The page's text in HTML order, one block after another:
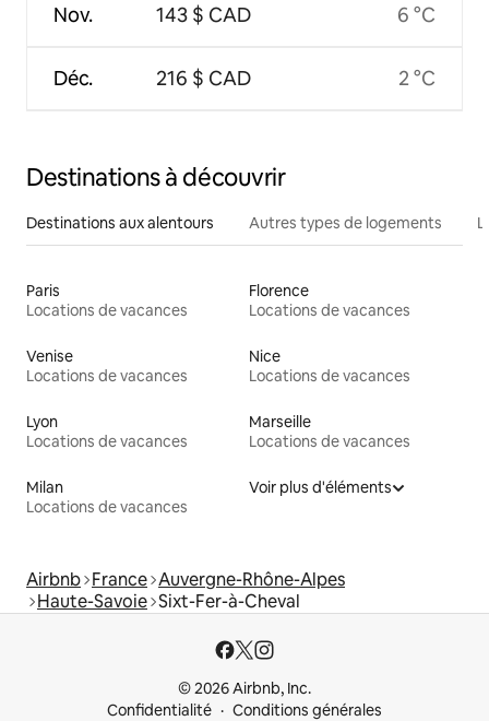
Nov.
Déc.
143 $ CAD
216 $ CAD
6 °C
2 °C
Destinations à découvrir
Destinations aux alentours Autres types de logements
Paris
Locations de vacances
Florence
Locations de vacances
Venise
Locations de vacances
Nice
Locations de vacances
Lyon
Locations de vacances
Marseille
Locations de vacances
Milan
Locations de vacances
Voir plus d'éléments
Airbnb France Auvergne-Rhône-Alpes
Haute-Savoie Sixt-Fer-à-Cheval
© 2026 Airbnb, Inc.
Confidentialité
Conditions générales